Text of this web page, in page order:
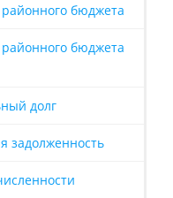
бюджета
бюджета
долг
задолженность